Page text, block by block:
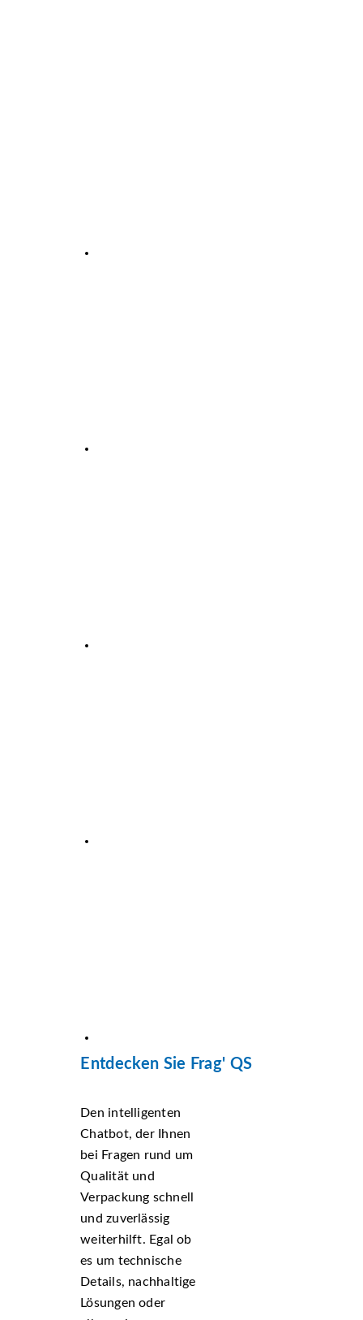
Entdecken Sie Frag' QS
Den intelligenten
Chatbot, der Ihnen
bei Fragen rund um
Qualität und
Verpackung schnell
und zuverlässig
weiterhilft. Egal ob
es um technische
Details, nachhaltige
Lösungen oder